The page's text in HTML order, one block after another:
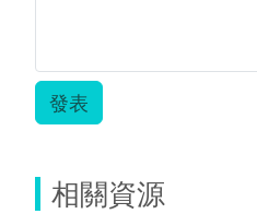
發表
相關資源